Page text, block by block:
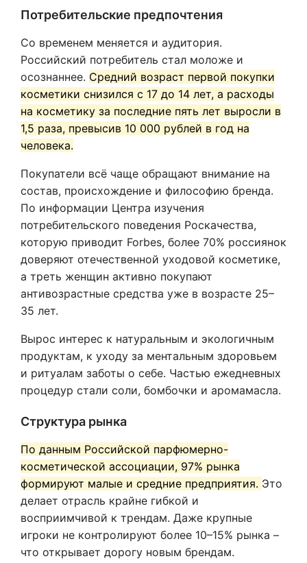
Потребительские предпочтения
Со временем меняется и аудитория.
Российский потребитель стал моложе и
осознаннее. Средний возраст первой покупки
косметики снизился с 17 до 14 лет, а расходы
на косметику за последние пять лет выросли в
1,5 раза, превысив 10 000 рублей в год на
человека.
Покупатели всё чаще обращают внимание на
состав, происхождение и философию бренда.
По информации Центра изучения
потребительского поведения Роскачества,
которую приводит Forbes, более 70% россиянок
доверяют отечественной уходовой косметике,
а треть женщин активно покупают
антивозрастные средства уже в возрасте 25–
35 лет.
Вырос интерес к натуральным и экологичным
продуктам, к уходу за ментальным здоровьем
и ритуалам заботы о себе. Частью ежедневных
процедур стали соли, бомбочки и аромамасла.
Структура рынка
По данным Российской парфюмерно-
косметической ассоциации, 97% рынка
формируют малые и средние предприятия. Это
делает отрасль крайне гибкой и
восприимчивой к трендам. Даже крупные
игроки не контролируют более 10–15% рынка –
что открывает дорогу новым брендам.